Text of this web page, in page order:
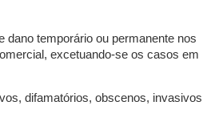
temporário ou permanente nos
excetuando-se os casos em
difamatórios, obscenos, invasivos